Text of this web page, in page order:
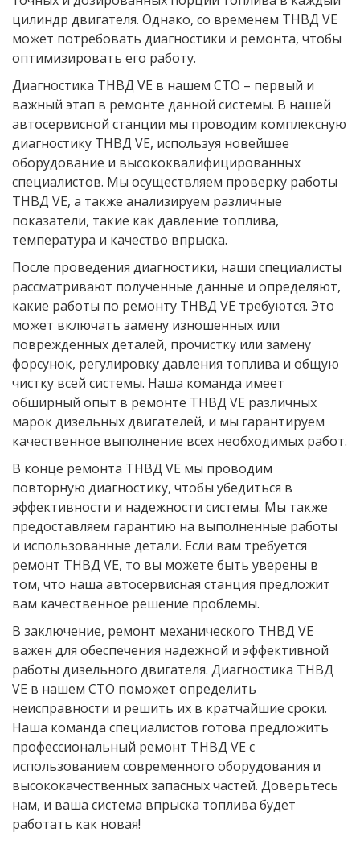
цилиндр двигателя. Однако, со временем ТНВД VE
может потребовать диагностики и ремонта, чтобы
оптимизировать его работу.
Диагностика ТНВД VE в нашем СТО – первый и
важный этап в ремонте данной системы. В нашей
автосервисной станции мы проводим комплексную
диагностику ТНВД VE, используя новейшее
оборудование и высококвалифицированных
специалистов. Мы осуществляем проверку работы
ТНВД VE, а также анализируем различные
показатели, такие как давление топлива,
температура и качество впрыска.
После проведения диагностики, наши специалисты
рассматривают полученные данные и определяют,
какие работы по ремонту ТНВД VE требуются. Это
может включать замену изношенных или
поврежденных деталей, прочистку или замену
форсунок, регулировку давления топлива и общую
чистку всей системы. Наша команда имеет
обширный опыт в ремонте ТНВД VE различных
марок дизельных двигателей, и мы гарантируем
качественное выполнение всех необходимых работ.
В конце ремонта ТНВД VE мы проводим
повторную диагностику, чтобы убедиться в
эффективности и надежности системы. Мы также
предоставляем гарантию на выполненные работы
и использованные детали. Если вам требуется
ремонт ТНВД VE, то вы можете быть уверены в
том, что наша автосервисная станция предложит
вам качественное решение проблемы.
В заключение, ремонт механического ТНВД VE
важен для обеспечения надежной и эффективной
работы дизельного двигателя. Диагностика ТНВД
VE в нашем СТО поможет определить
неисправности и решить их в кратчайшие сроки.
Наша команда специалистов готова предложить
профессиональный ремонт ТНВД VE с
использованием современного оборудования и
высококачественных запасных частей. Доверьтесь
нам, и ваша система впрыска топлива будет
работать как новая!